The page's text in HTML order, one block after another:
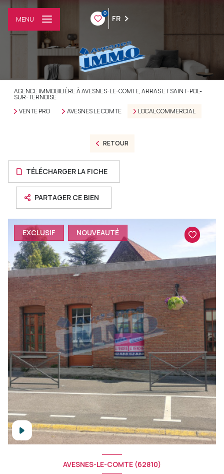
0
FR
MENU
AGENCE IMMOBILIÈRE À AVESNES-LE-COMTE, ARRAS ET SAINT-POL-
SUR-TERNOISE
VENTE PRO
AVESNES LE COMTE LOCAL COMMERCIAL
RETOUR
TÉLÉCHARGER LA FICHE
PARTAGER CE BIEN
EXCLUSIF NOUVEAUTÉ
AVESNES-LE-COMTE (62810)